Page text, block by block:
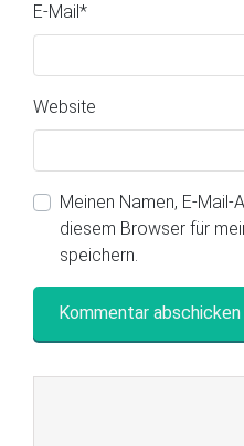
E-Mail *
Website
Meinen Namen, E-
diesem Browser für
speichern.